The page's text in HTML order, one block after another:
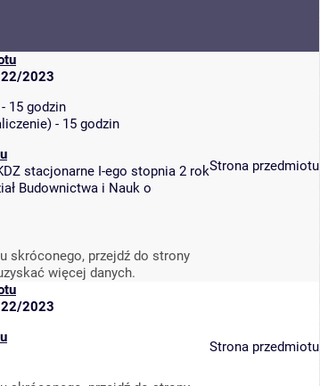
2023
15 godzin
- 15 godzin
stacjonarne I-ego stopnia 2 rok
Budownictwa i Nauk o
skróconego, przejdź do strony
więcej danych.
Strona przedmiotu
2023
Strona przedmiotu